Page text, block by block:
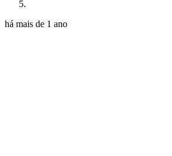
há mais de 1 ano